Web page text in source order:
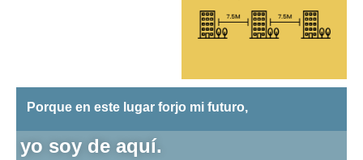
Porque en este lugar forjo mi futuro,
yo soy de aquí.